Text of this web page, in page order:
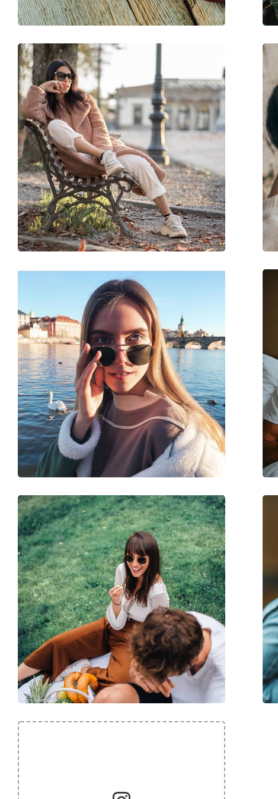
Флексибилни панти:
Не
Аксесоари
Кутия:
Кърпичка за почистване:
Други
Пол:
Дамски
Категория:
Слънчеви очила
Марка:
Предназначение:
Мода
Код:
693/S NOY HA 55